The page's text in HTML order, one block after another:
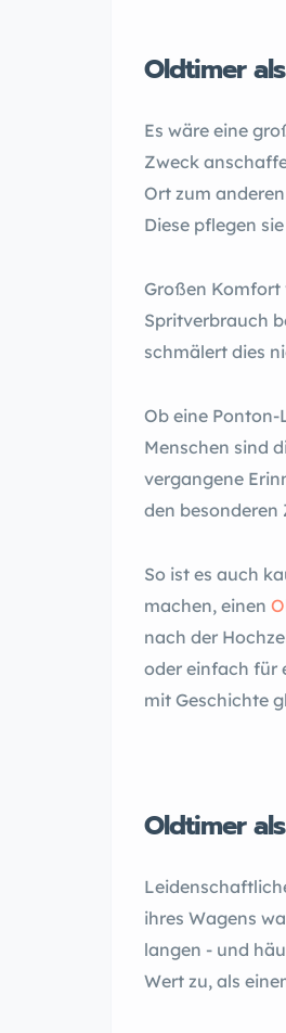
Oldtimer
Es wäre eine
Zweck
Ort zum
Diese pflegen
Großen Komfort
Spritverbrauch
schmälert dies
Ob eine Ponton-
Menschen sind
vergangene
den besonderen
So ist es auch
machen, einen
nach der
oder einfach für
mit Geschichte
Oldtimer
ihres Wagens
langen ­- und
Wert zu, als